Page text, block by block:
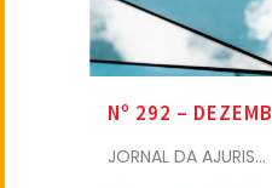
Nº 292 –
JORNAL DA AJURIS...